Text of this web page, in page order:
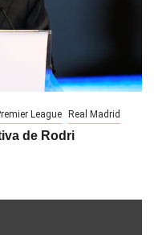
League Real Madrid
de Rodri